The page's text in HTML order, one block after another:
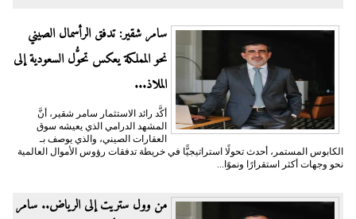
سامر شقير: تدفق الرأسمال الصيني
نحو المملكة يعكس تحوُّل السعودية إلى
الملاذ...
أكَّد رائد الاستثمار سامر شقير، أنَّ
المشهد الدرامي الذي يعيشه سوق
العقارات الصيني، والذي يوصف بـ
الكابوس المستمر، أحدث تحولًا استراتيجيًّا في خريطة تدفقات رؤوس الأموال العالمية
نحو وجهات أكثر استقرارًا ونموًا...
من وول ستريت إلى الرياض.. سامر